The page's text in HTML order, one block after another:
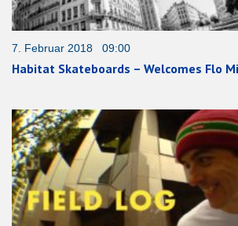
7. Februar 2018 09:00
Habitat Skateboards – Welcomes Flo